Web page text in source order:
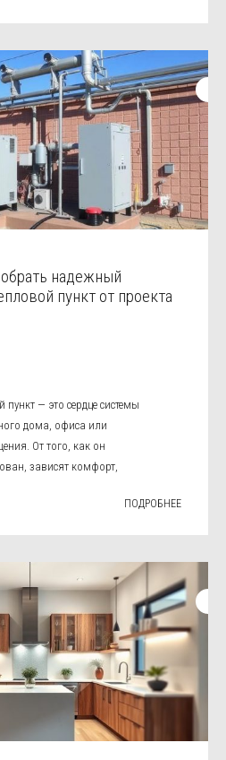
надежный
пункт от проекта
— это сердце системы
дома, офиса или
От того, как он
зависят комфорт,
ПОДРОБНЕЕ